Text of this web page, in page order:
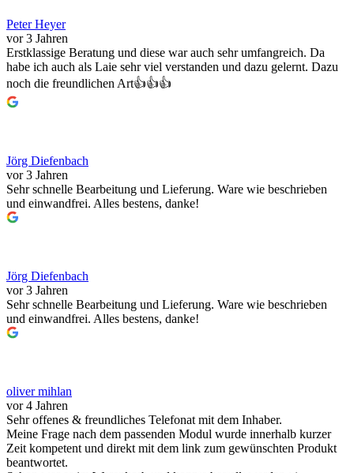
Peter Heyer
vor 3 Jahren
Erstklassige Beratung und diese war auch sehr umfangreich. Da
habe ich auch als Laie sehr viel verstanden und dazu gelernt. Dazu
noch die freundlichen Art👍👍👍
Jörg Diefenbach
vor 3 Jahren
Sehr schnelle Bearbeitung und Lieferung. Ware wie beschrieben
und einwandfrei. Alles bestens, danke!
Jörg Diefenbach
vor 3 Jahren
Sehr schnelle Bearbeitung und Lieferung. Ware wie beschrieben
und einwandfrei. Alles bestens, danke!
oliver mihlan
vor 4 Jahren
Sehr offenes & freundliches Telefonat mit dem Inhaber.
Meine Frage nach dem passenden Modul wurde innerhalb kurzer
Zeit kompetent und direkt mit dem link zum gewünschten Produkt
beantwortet.